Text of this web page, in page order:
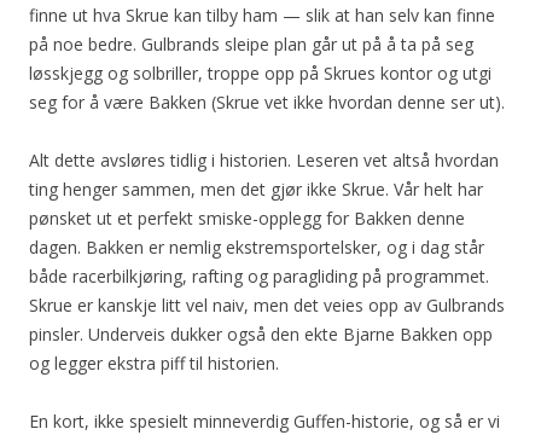
finne ut hva Skrue kan tilby ham — slik at han selv kan finne
på noe bedre. Gulbrands sleipe plan går ut på å ta på seg
løsskjegg og solbriller, troppe opp på Skrues kontor og utgi
seg for å være Bakken (Skrue vet ikke hvordan denne ser ut).
Alt dette avsløres tidlig i historien. Leseren vet altså hvordan
ting henger sammen, men det gjør ikke Skrue. Vår helt har
pønsket ut et perfekt smiske-opplegg for Bakken denne
dagen. Bakken er nemlig ekstremsportelsker, og i dag står
både racerbilkjøring, rafting og paragliding på programmet.
Skrue er kanskje litt vel naiv, men det veies opp av Gulbrands
pinsler. Underveis dukker også den ekte Bjarne Bakken opp
og legger ekstra piff til historien.
En kort, ikke spesielt minneverdig Guffen-historie, og så er vi